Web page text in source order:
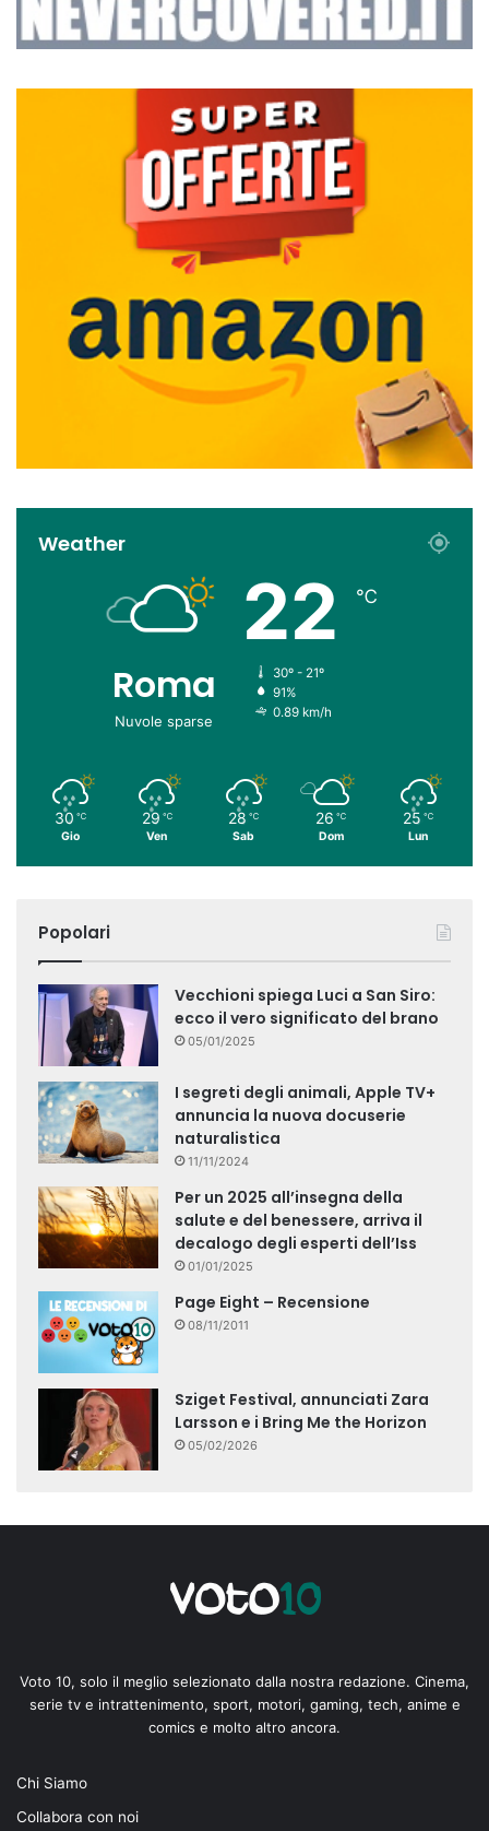
Weather
Roma
Nuvole sparse
22 ℃
30º - 21º
91%
0.89 km/h
30 ℃
Gio
29 ℃
Ven
28 ℃
Sab
26 ℃
Dom
25 ℃
Lun
Popolari
Vecchioni spiega Luci a San Siro:
ecco il vero significato del brano
05/01/2025
I segreti degli animali, Apple TV+
annuncia la nuova docuserie
naturalistica
11/11/2024
Per un 2025 all’insegna della
salute e del benessere, arriva il
decalogo degli esperti dell’Iss
01/01/2025
Page Eight – Recensione
08/11/2011
Sziget Festival, annunciati Zara
Larsson e i Bring Me the Horizon
05/02/2026
Voto 10, solo il meglio selezionato dalla nostra redazione. Cinema,
serie tv e intrattenimento, sport, motori, gaming, tech, anime e
comics e molto altro ancora.
Chi Siamo
Collabora con noi